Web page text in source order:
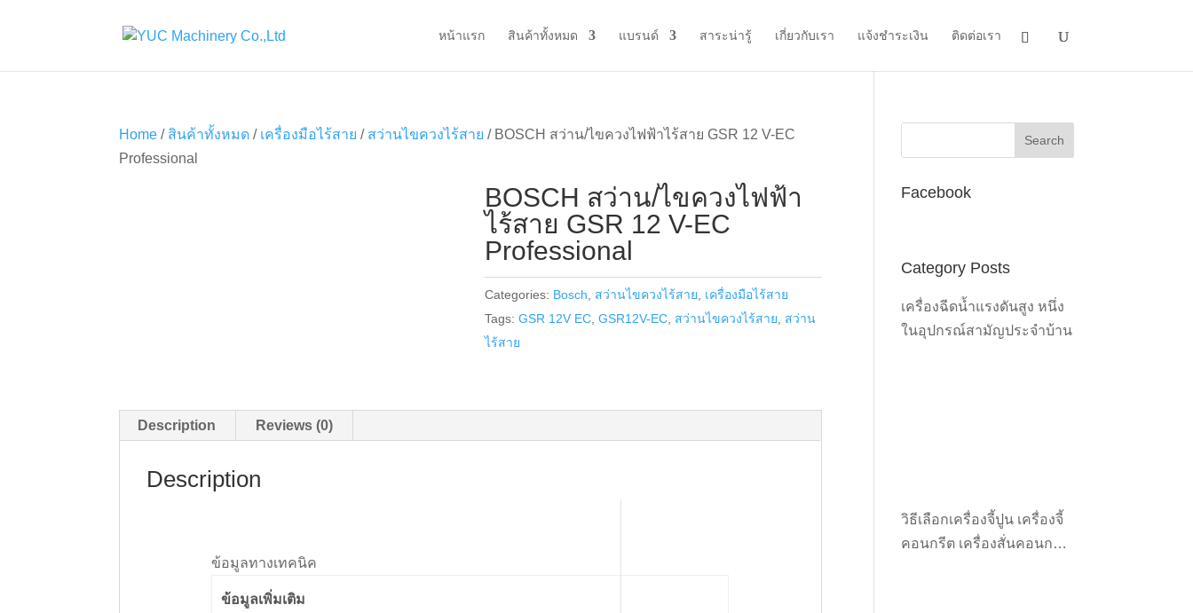
หน้าแรก สินค้าทั้งหมด แบรนด์ สาระน่ารู้ เกี่ยวกับเรา แจ้งชำระเงิน ติดต่อเรา
Home / สินค้าทั้งหมด / เครื่องมือไร้สาย / สว่านไขควงไร้สาย / BOSCH สว่าน/ไขควงไฟฟ้าไร้สาย GSR 12 V-EC
Professional
BOSCH สว่าน/ไขควงไฟฟ้า
ไร้สาย GSR 12 V-EC
Professional
Categories: Bosch สว่านไขควงไร้สาย
เครื่องมือไร้สาย
Tags:GSR 12V EC ,GSR12V-EC สว่านไขควงไร้สาย
สว่าน
ไร้สาย
Description Reviews (0)
Description
ข้อมูลทางเทคนิค
ข้อมูลเพิ่มเติม
Facebook
Category Posts
เครื่องฉีดน้ำแรงดันสูง หนึ่ง
ในอุปกรณ์สามัญประจำบ้าน
วิธีเลือกเครื่องจี้ปูน เครื่องจี้
คอนกรีต เครื่องสั่นคอนกรีต